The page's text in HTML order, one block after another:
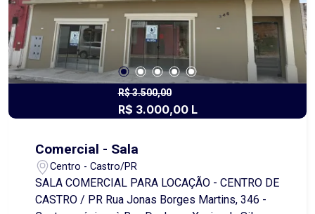
escritórios, consultórios, clínicas, lojas ou
empresas que buscam um espaço funcional no
coração da cidade. Entre em contato para mais
informações e agendar uma visita!
R$ 3.500,00
R$ 3.000,00 L
Comercial - Sala
Centro - Castro/PR
SALA COMERCIAL PARA LOCAÇÃO - CENTRO DE
CASTRO / PR Rua Jonas Borges Martins, 346 -